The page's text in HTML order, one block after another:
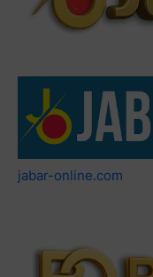
jabar-online.com